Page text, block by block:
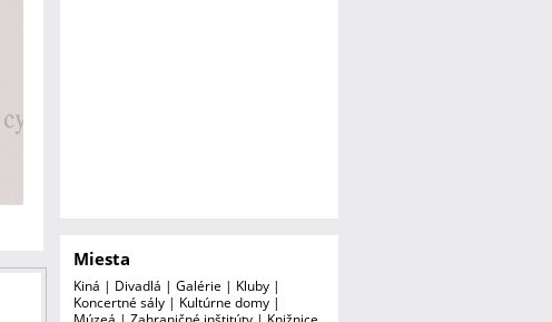
Miesta
Kiná | Divadlá | Galérie | Kluby |
Koncertné sály | Kultúrne domy |